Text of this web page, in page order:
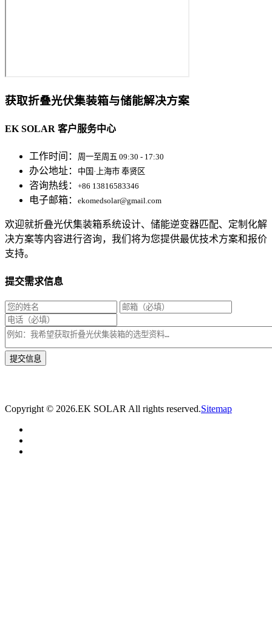
获取折叠光伏集装箱与储能解决方案
EK SOLAR 客户服务中心
工作时间： 周一至周五 09:30 - 17:30
办公地址： 中国·上海市 奉贤区
咨询热线： +86 13816583346
电子邮箱： ekomedsolar@gmail.com
欢迎就折叠光伏集装箱系统设计、储能逆变器匹配、定制化解
决方案等内容进行咨询，我们将为您提供最优技术方案和报价
支持。
提交需求信息
Copyright © 2026.EK SOLAR All rights reserved.Sitemap